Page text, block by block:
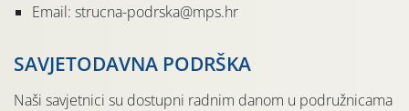
Email: strucna-podrska@mps.hr
SAVJETODAVNA PODRŠKA
Naši savjetnici su dostupni radnim danom u podružnicama